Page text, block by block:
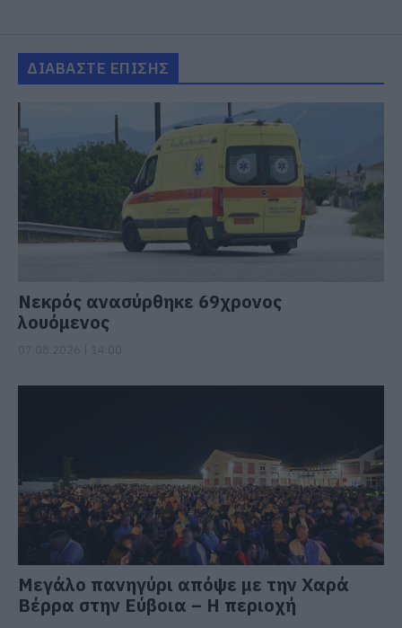
ΔΙΑΒΑΣΤΕ ΕΠΙΣΗΣ
Νεκρός ανασύρθηκε 69χρονος
λουόμενος
Μεγάλο πανηγύρι απόψε με την Χαρά
Βέρρα στην Εύβοια – Η περιοχή